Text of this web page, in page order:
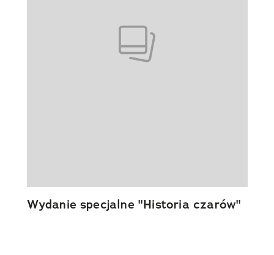
Wydanie specjalne "Historia czarów"